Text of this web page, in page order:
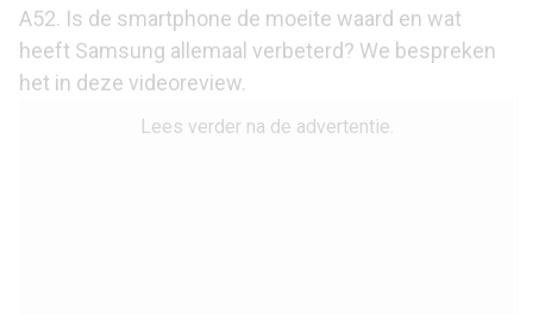
A52. Is de smartphone de moeite waard en wat
heeft Samsung allemaal verbeterd? We bespreken
het in deze videoreview.
Lees verder na de advertentie.